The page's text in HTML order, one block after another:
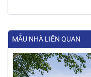
MẪU NHÀ LIÊN QUAN